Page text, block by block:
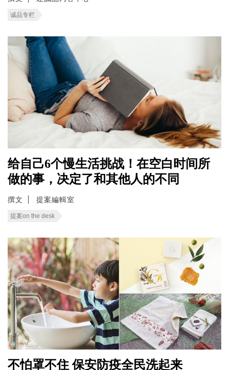
诚品专栏
给自己6个慢生活挑战！在空白时间所
做的事，决定了和其他人的不同
撰文 提案編輯室
提案on the desk
不怕罩不住 保安防疫全民洗起来